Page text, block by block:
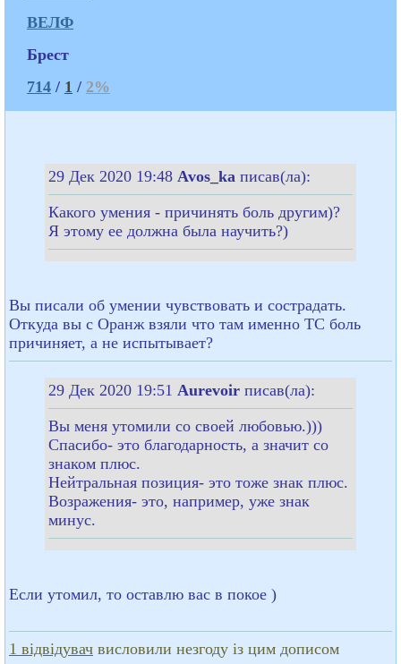
ВЕЛФ
Брест
714 / 1 / 2%
29 Дек 2020 19:48 Avos_ka писав(ла):
Какого умения - причинять боль другим)?
Я этому ее должна была научить?)
Вы писали об умении чувствовать и сострадать.
Откуда вы с Оранж взяли что там именно ТС боль
причиняет, а не испытывает?
29 Дек 2020 19:51 Aurevoir писав(ла):
Вы меня утомили со своей любовью.)))
Спасибо- это благодарность, а значит со
знаком плюс.
Нейтральная позиция- это тоже знак плюс.
Возражения- это, например, уже знак
минус.
Если утомил, то оставлю вас в покое )
1 відвідувач висловили незгоду із цим дописом